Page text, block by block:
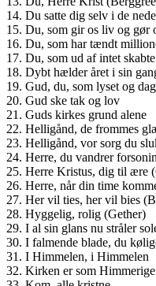
14. Du satte dig selv i de
15. Du, som gir os liv og gør
16. Du, som har tændt
17. Du, som ud af intet skabte
18. Dybt hælder året i sin
19. Gud, du, som lyset og
20. Gud ske tak og lov
21. Guds kirkes grund alene
22. Helligånd, de frommes
23. Helligånd, vor sorg du
24. Herre, du vandrer
25. Herre Kristus, dig til ære
26. Herre, når din time
27. Her vil ties, her vil bies
28. Hyggelig, rolig (Gether)
29. I al sin glans nu stråler
30. I falmende blade, du
31. I Himmelen, i Himmelen
32. Kirken er som